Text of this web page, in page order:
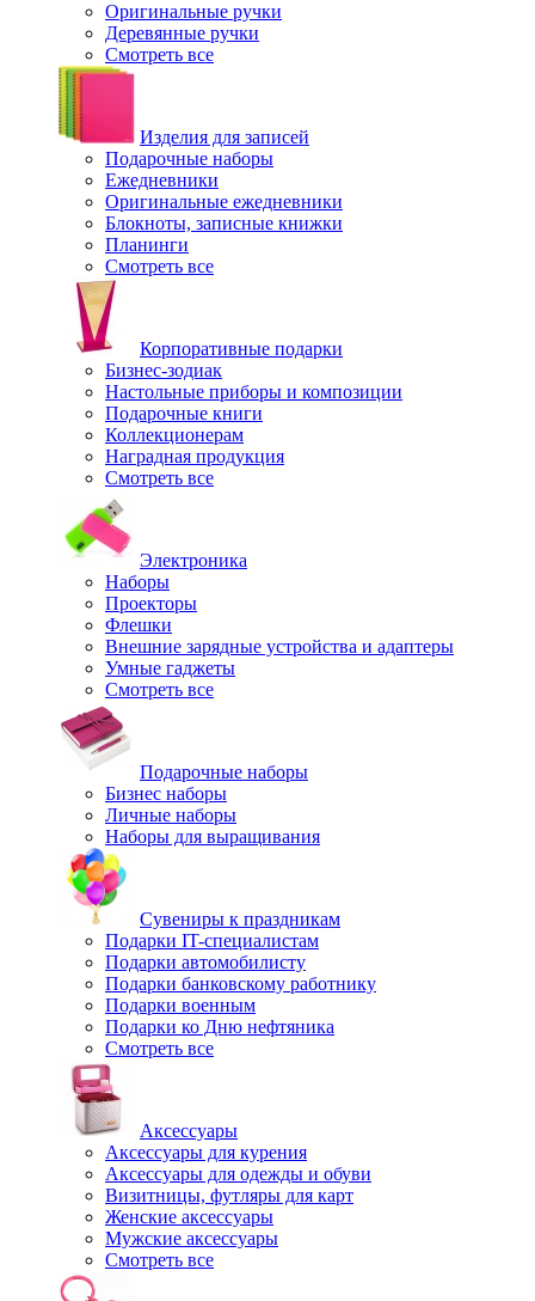
Оригинальные ручки
Деревянные ручки
Смотреть все
Изделия для записей
Подарочные наборы
Ежедневники
Оригинальные ежедневники
Блокноты, записные книжки
Планинги
Смотреть все
Корпоративные подарки
Бизнес-зодиак
Настольные приборы и композиции
Подарочные книги
Коллекционерам
Наградная продукция
Смотреть все
Электроника
Наборы
Проекторы
Флешки
Внешние зарядные устройства и адаптеры
Умные гаджеты
Смотреть все
Подарочные наборы
Бизнес наборы
Личные наборы
Наборы для выращивания
Сувениры к праздникам
Подарки IT-специалистам
Подарки автомобилисту
Подарки банковскому работнику
Подарки военным
Подарки ко Дню нефтяника
Смотреть все
Аксессуары
Аксессуары для курения
Аксессуары для одежды и обуви
Визитницы, футляры для карт
Женские аксессуары
Мужские аксессуары
Смотреть все